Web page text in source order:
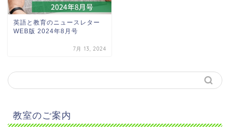
英語と教育のニュースレター
WEB版 2024年8月号
7月 13, 2024
教室のご案内